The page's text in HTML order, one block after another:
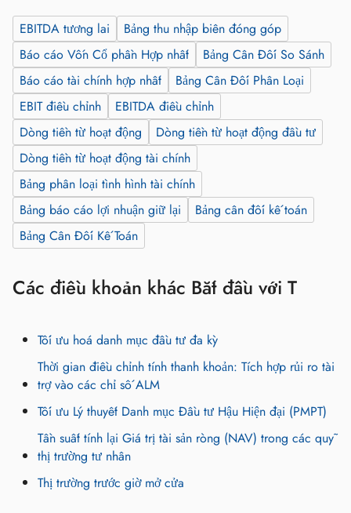
EBITDA tương lai
Bảng thu nhập biên đóng góp
Báo cáo Vốn Cổ phần Hợp nhất
Bảng Cân Đối So Sánh
Báo cáo tài chính hợp nhất
Bảng Cân Đối Phân Loại
EBIT điều chỉnh
EBITDA điều chỉnh
Dòng tiền từ hoạt động
Dòng tiền từ hoạt động đầu tư
Dòng tiền từ hoạt động tài chính
Bảng phân loại tình hình tài chính
Bảng báo cáo lợi nhuận giữ lại
Bảng cân đối kế toán
Bảng Cân Đối Kế Toán
Các điều khoản khác Bắt đầu với T
Tối ưu hoá danh mục đầu tư đa kỳ
Thời gian điều chỉnh tính thanh khoản: Tích hợp rủi ro tài
trợ vào các chỉ số ALM
Tối ưu Lý thuyết Danh mục Đầu tư Hậu Hiện đại (PMPT)
Tần suất tính lại Giá trị tài sản ròng (NAV) trong các quỹ
thị trường tư nhân
Thị trường trước giờ mở cửa